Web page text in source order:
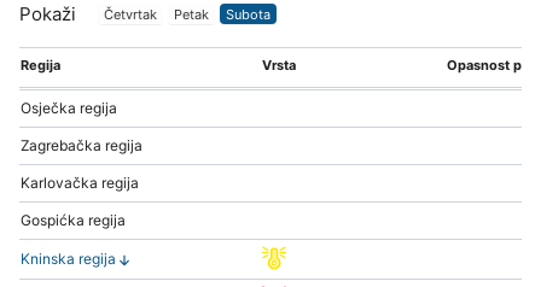
Pokaži Četvrtak Petak Subota
Regija Vrsta Opasnost po
Osječka regija
Zagrebačka regija
Karlovačka regija
Gospićka regija
Kninska regija